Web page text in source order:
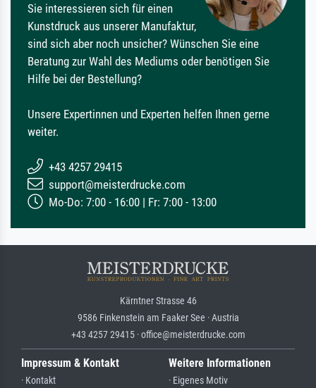
Sie interessieren sich für einen
Kunstdruck aus unserer Manufaktur,
sind sich aber noch unsicher? Wünschen Sie eine
Beratung zur Wahl des Mediums oder benötigen Sie
Hilfe bei der Bestellung?
Unsere Expertinnen und Experten helfen Ihnen gerne
weiter.
+43 4257 29415
support@meisterdrucke.com
Mo-Do: 7:00 - 16:00 | Fr: 7:00 - 13:00
Kärntner Strasse 46
9586 Finkenstein am Faaker See · Austria
+43 4257 29415 · office@meisterdrucke.com
Impressum & Kontakt
· Kontakt
Weitere Informationen
· Eigenes Motiv